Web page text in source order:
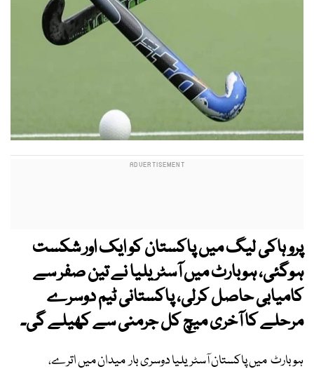
پرو ہاکی لیگ میں پاکستان کو ایک اور شکست
ہوگئی، ہوبارٹ میں آسٹریلیا نے تین صفر سے
کامیابی حاصل کرلی، پاکستانی ٹیم دوسرے
مرحلے کا آخری میچ کل جرمنی سے کھیلے گی۔
ہوبارٹ میں پاکستان آسٹریلیا دوسری بار میدان میں اترے،